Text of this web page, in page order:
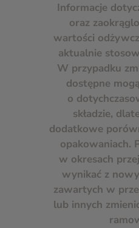
Informacje
oraz
wartości
aktualnie
W przypadku
dostępne
o
składzie,
dodatkowe
opakowaniach.
w okresach
wynikać z
zawartych w
lub innych